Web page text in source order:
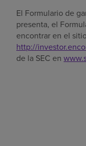
El Formulario de
presenta, el
encontrar en el
http://
de la SEC en